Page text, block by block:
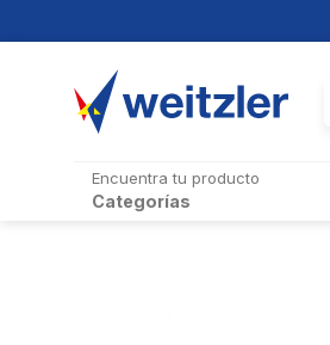
Encuentra tu producto
Categorías